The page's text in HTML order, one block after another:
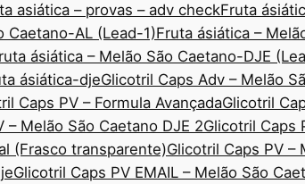
asiática – provas – adv checkFruta
Caetano-AL (Lead-1)Fruta ásiática –
ásiática – Melão São Caetano-DJE
ásiática-djeGlicotril Caps Adv – Melão
Caps PV – Formula AvançadaGlicotril
– Melão São Caetano DJE 2Glicotril Caps
(Frasco transparente)Glicotril Caps PV –
Glicotril Caps PV EMAIL – Melão São